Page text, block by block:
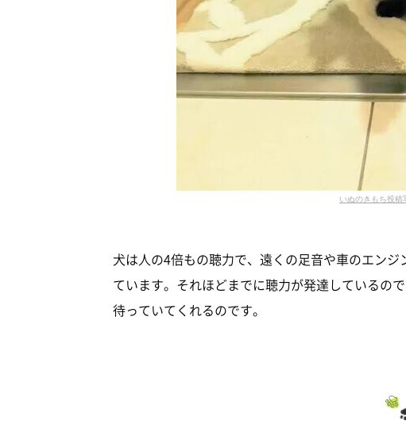
いぬのきもち投稿
犬は人の4倍もの聴力で、遠くの足音や車のエン
ています。それほどまでに聴力が発達しているの
待っていてくれるのです。